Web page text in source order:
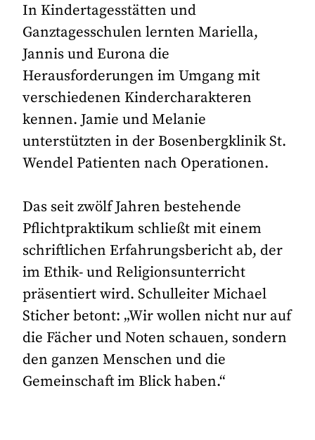
In Kindertagesstätten und
Ganztagesschulen lernten Mariella,
Jannis und Eurona die
Herausforderungen im Umgang mit
verschiedenen Kindercharakteren
kennen. Jamie und Melanie
unterstützten in der Bosenbergklinik St.
Wendel Patienten nach Operationen.
Das seit zwölf Jahren bestehende
Pflichtpraktikum schließt mit einem
schriftlichen Erfahrungsbericht ab, der
im Ethik- und Religionsunterricht
präsentiert wird. Schulleiter Michael
Sticher betont: „Wir wollen nicht nur auf
die Fächer und Noten schauen, sondern
den ganzen Menschen und die
Gemeinschaft im Blick haben.“